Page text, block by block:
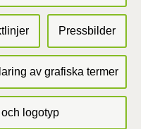
Pressbilder
av grafiska termer
logotyp